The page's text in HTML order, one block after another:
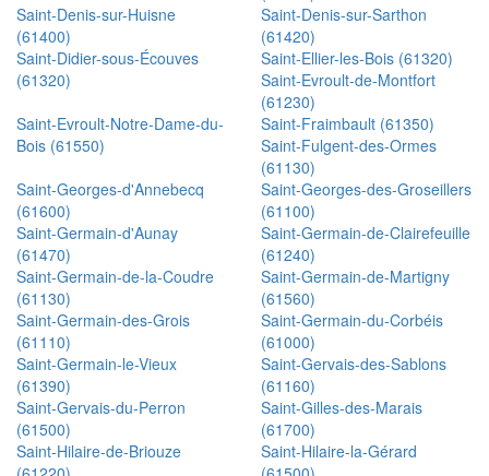
Saint-Denis-sur-Huisne
(61400)
Saint-Denis-sur-Sarthon
(61420)
Saint-Didier-sous-Écouves
(61320)
Saint-Ellier-les-Bois (61320)
Saint-Evroult-de-Montfort
(61230)
Saint-Evroult-Notre-Dame-du-
Bois (61550)
Saint-Fraimbault (61350)
Saint-Fulgent-des-Ormes
(61130)
Saint-Georges-d'Annebecq
(61600)
Saint-Georges-des-Groseillers
(61100)
Saint-Germain-d'Aunay
(61470)
Saint-Germain-de-Clairefeuille
(61240)
Saint-Germain-de-la-Coudre
(61130)
Saint-Germain-de-Martigny
(61560)
Saint-Germain-des-Grois
(61110)
Saint-Germain-du-Corbéis
(61000)
Saint-Germain-le-Vieux
(61390)
Saint-Gervais-des-Sablons
(61160)
Saint-Gervais-du-Perron
(61500)
Saint-Gilles-des-Marais
(61700)
Saint-Hilaire-de-Briouze
Saint-Hilaire-la-Gérard